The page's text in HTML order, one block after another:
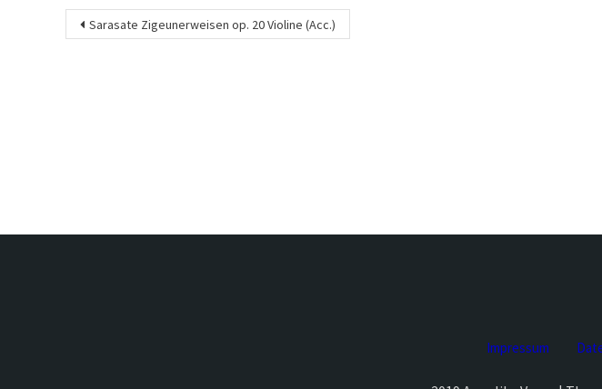
Beitragsnavigation
Sarasate Zigeunerweisen op. 20 Violine (Acc.)
Impressum